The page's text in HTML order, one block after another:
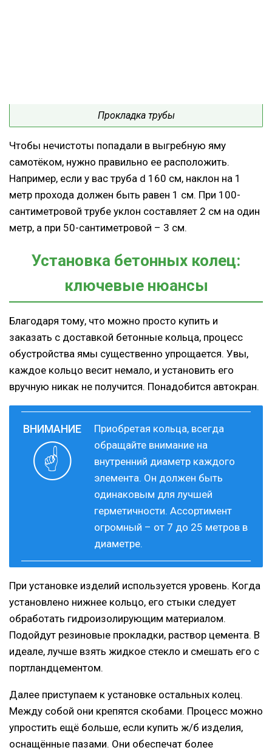
Прокладка трубы
Чтобы нечистоты попадали в выгребную яму
самотёком, нужно правильно ее расположить.
Например, если у вас труба d 160 см, наклон на 1
метр прохода должен быть равен 1 см. При 100-
сантиметровой трубе уклон составляет 2 см на один
метр, а при 50-сантиметровой – 3 см.
Установка бетонных колец:
ключевые нюансы
Благодаря тому, что можно просто купить и
заказать с доставкой бетонные кольца, процесс
обустройства ямы существенно упрощается. Увы,
каждое кольцо весит немало, и установить его
вручную никак не получится. Понадобится автокран.
Приобретая кольца, всегда
обращайте внимание на
внутренний диаметр каждого
элемента. Он должен быть
одинаковым для лучшей
герметичности. Ассортимент
огромный – от 7 до 25 метров в
диаметре.
При установке изделий используется уровень. Когда
установлено нижнее кольцо, его стыки следует
обработать гидроизолирующим материалом.
Подойдут резиновые прокладки, раствор цемента. В
идеале, лучше взять жидкое стекло и смешать его с
портландцементом.
Далее приступаем к установке остальных колец.
Между собой они крепятся скобами. Процесс можно
упростить ещё больше, если купить ж/б изделия,
оснащённые пазами. Они обеспечат более